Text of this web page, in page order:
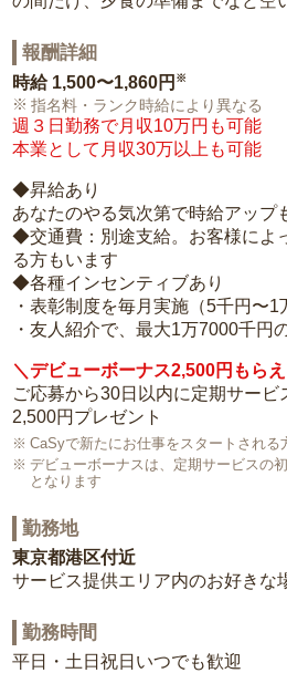
報酬詳細
時給 1,500〜1,860円 ※
指名料・ランク時給により異なる
週３日勤務で月収10万円も可能
本業として月収30万以上も可能
◆昇給あり
あなたのやる気次第で時給アップ
◆交通費：別途支給。お客様によ
る方もいます
◆各種インセンティブあり
・表彰制度を毎月実施（5千円〜1
・友人紹介で、最大1万7000千円
＼デビューボーナス2,500円もら
ご応募から30日以内に定期サービ
2,500円プレゼント
CaSyで新たにお仕事をスタートされる
デビューボーナスは、定期サービスの
となります
勤務地
東京都港区付近
サービス提供エリア内のお好きな
勤務時間
平日・土日祝日いつでも歓迎